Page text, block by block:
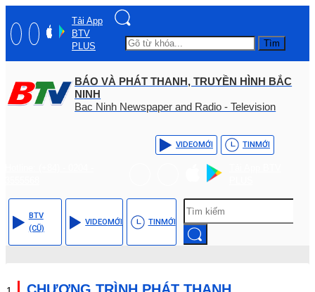
Tải App
BTV
PLUS
Tìm
BÁO VÀ PHÁT THANH, TRUYỀN HÌNH BẮC
NINH
Bac Ninh Newspaper and Radio - Television
VIDEOMỚI TINMỚI
BTV
(CŨ)
VIDEOMỚI TINMỚI